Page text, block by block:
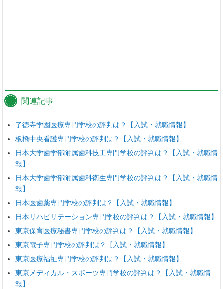
関連記事
了徳寺学園医療専門学校の評判は？【入試・就職情報】
板橋中央看護専門学校の評判は？【入試・就職情報】
日本大学歯学部附属歯科技工専門学校の評判は？【入試・就職情
報】
日本大学歯学部附属歯科衛生専門学校の評判は？【入試・就職情
報】
日本医歯薬専門学校の評判は？【入試・就職情報】
日本リハビリテーション専門学校の評判は？【入試・就職情報】
東京保育医療秘書専門学校の評判は？【入試・就職情報】
東京電子専門学校の評判は？【入試・就職情報】
東京医療福祉専門学校の評判は？【入試・就職情報】
東京メディカル・スポーツ専門学校の評判は？【入試・就職情
報】